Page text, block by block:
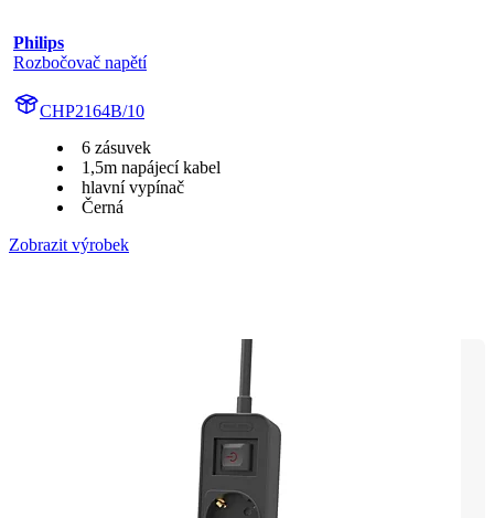
Philips
Rozbočovač napětí
CHP2164B/10
6 zásuvek
1,5m napájecí kabel
hlavní vypínač
Černá
Zobrazit výrobek